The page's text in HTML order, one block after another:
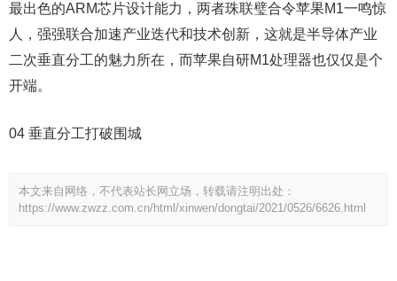
最出色的ARM芯片设计能力，两者珠联璧合令苹果M1一鸣惊
人，强强联合加速产业迭代和技术创新，这就是半导体产业
二次垂直分工的魅力所在，而苹果自研M1处理器也仅仅是个
开端。
04 垂直分工打破围城
本文来自网络，不代表站长网立场，转载请注明出处：
https://www.zwzz.com.cn/html/xinwen/dongtai/2021/0526/6626.html